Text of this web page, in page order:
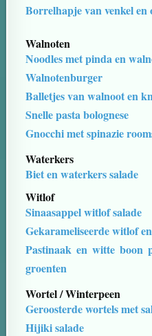
Borrelhapje van venkel
Walnoten
Noodles met pinda en
Walnotenburger
Balletjes van walnoot en
Snelle pasta bolognese
Gnocchi met spinazie
Waterkers
Biet en waterkers salade
Witlof
Sinaasappel witlof salade
Gekarameliseerde witlof
Pastinaak en witte boon
groenten
Wortel / Winterpeen
Geroosterde wortels met
Hijiki salade